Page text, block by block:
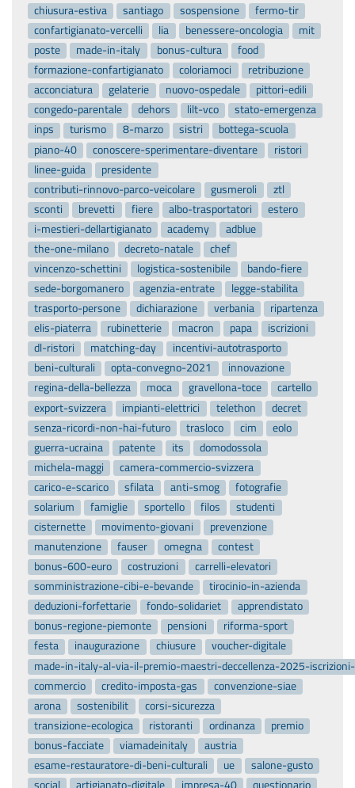
chiusura-estiva
santiago sospensione
fermo-tir
confartigianato-vercelli
lia benessere-oncologia
mit
poste
made-in-italy bonus-cultura
food
formazione-confartigianato
coloriamoci
retribuzione
acconciatura
gelaterie nuovo-ospedale
pittori-edili
congedo-parentale
dehors lilt-vco
stato-emergenza
inps
turismo 8-marzo sistri
bottega-scuola
piano-40
conoscere-sperimentare-diventare
ristori
linee-guida
presidente
contributi-rinnovo-parco-veicolare
gusmeroli
ztl
sconti
brevetti fiere albo-trasportatori
estero
i-mestieri-dellartigianato
academy
adblue
the-one-milano
decreto-natale
chef
vincenzo-schettini
logistica-sostenibile
bando-fiere
sede-borgomanero
agenzia-entrate
legge-stabilita
trasporto-persone
dichiarazione verbania
ripartenza
elis-piaterra
rubinetterie macron papa
iscrizioni
dl-ristori
matching-day
incentivi-autotrasporto
beni-culturali
opta-convegno-2021
innovazione
regina-della-bellezza
moca gravellona-toce
cartello
export-svizzera
impianti-elettrici telethon
decret
senza-ricordi-non-hai-futuro
trasloco cim
eolo
guerra-ucraina
patente its
domodossola
michela-maggi
camera-commercio-svizzera
carico-e-scarico
sfilata anti-smog
fotografie
solarium
famiglie sportello filos
studenti
cisternette
movimento-giovani
prevenzione
manutenzione
fauser omegna
contest
bonus-600-euro
costruzioni
carrelli-elevatori
somministrazione-cibi-e-bevande
tirocinio-in-azienda
deduzioni-forfettarie
fondo-solidariet
apprendistato
bonus-regione-piemonte
pensioni
riforma-sport
festa
inaugurazione chiusure
voucher-digitale
made-in-italy-al-via-il-premio-maestri-deccellenza-2025-
commercio
credito-imposta-gas
convenzione-siae
arona
sostenibilit
corsi-sicurezza
transizione-ecologica
ristoranti ordinanza
premio
bonus-facciate
viamadeinitaly
austria
esame-restauratore-di-beni-culturali
ue
salone-gusto
social
artigianato-digitale impresa-40 questionario